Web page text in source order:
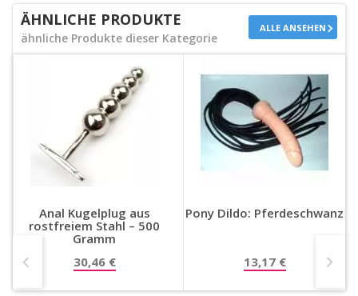
ÄHNLICHE PRODUKTE
ähnliche Produkte dieser Kategorie
ALLE ANSEHEN
Anal Kugelplug aus
rostfreiem Stahl – 500
Gramm
30,46 €
Pony Dildo: Pferdeschwanz
13,17 €